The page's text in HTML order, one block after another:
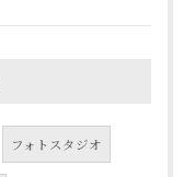
フォトスタジオ